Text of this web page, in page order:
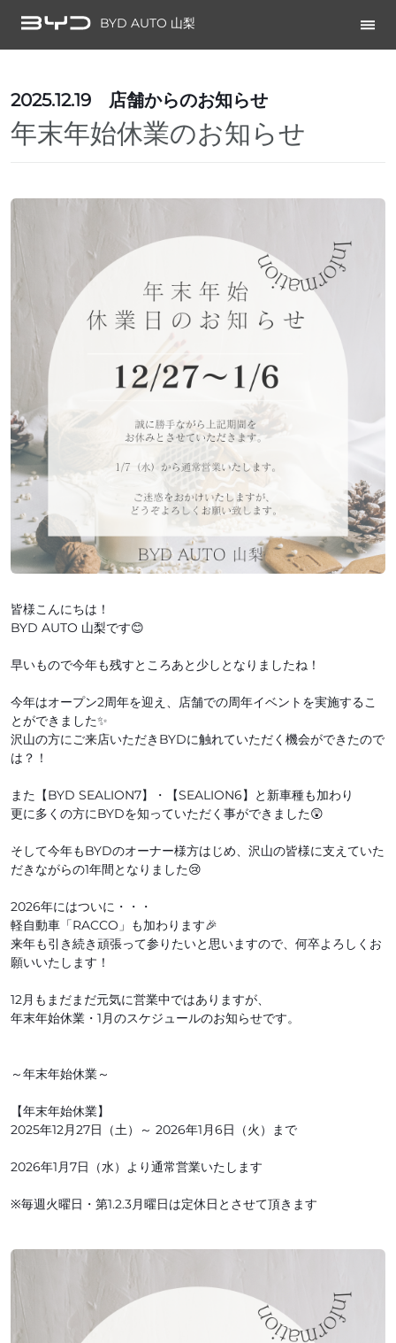
BYD AUTO 山梨
2025.12.19 店舗からのお知らせ
年末年始休業のお知らせ
皆様こんにちは！
BYD AUTO 山梨です😊
早いもので今年も残すところあと少しとなりましたね！
今年はオープン2周年を迎え、店舗での周年イベントを実施するこ
とができました✨
沢山の方にご来店いただきBYDに触れていただく機会ができたので
は？！
また【BYD SEALION7】・【SEALION6】と新車種も加わり
更に多くの方にBYDを知っていただく事ができました😲
そして今年もBYDのオーナー様方はじめ、沢山の皆様に支えていた
だきながらの1年間となりました😢
2026年にはついに・・・
軽自動車「RACCO」も加わります🎉
来年も引き続き頑張って参りたいと思いますので、何卒よろしくお
願いいたします！
12月もまだまだ元気に営業中ではありますが、
年末年始休業・1月のスケジュールのお知らせです。
～年末年始休業～
【年末年始休業】
2025年12月27日（土）～ 2026年1月6日（火）まで
2026年1月7日（水）より通常営業いたします
※毎週火曜日・第1.2.3月曜日は定休日とさせて頂きます